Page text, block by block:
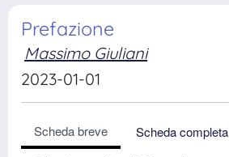
Prefazione
Massimo Giuliani
2023-01-01
Scheda breve
Scheda completa